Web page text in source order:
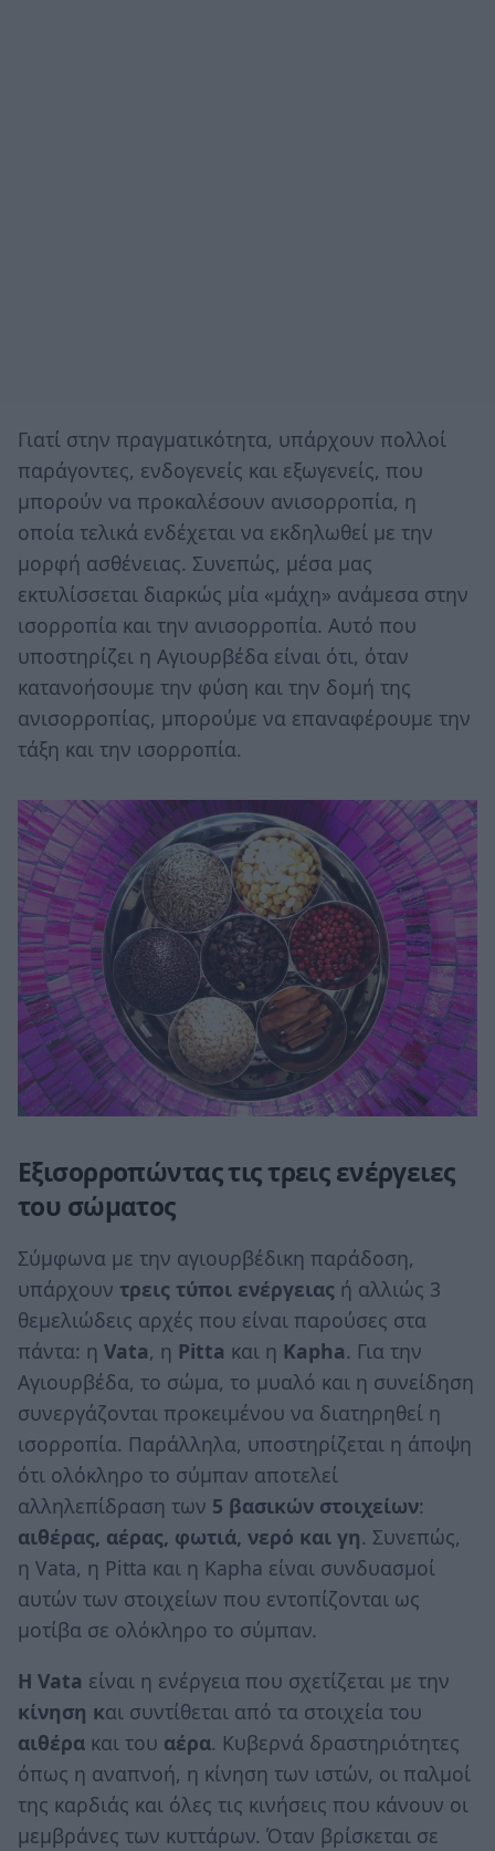
Γιατί στην πραγματικότητα, υπάρχουν πολλοί
παράγοντες, ενδογενείς και εξωγενείς, που
μπορούν να προκαλέσουν ανισορροπία, η
οποία τελικά ενδέχεται να εκδηλωθεί με την
μορφή ασθένειας. Συνεπώς, μέσα μας
εκτυλίσσεται διαρκώς μία «μάχη» ανάμεσα στην
ισορροπία και την ανισορροπία. Αυτό που
υποστηρίζει η Αγιουρβέδα είναι ότι, όταν
κατανοήσουμε την φύση και την δομή της
ανισορροπίας, μπορούμε να επαναφέρουμε την
τάξη και την ισορροπία.
Εξισορροπώντας τις τρεις ενέργειες
του σώματος
Σύμφωνα με την αγιουρβέδικη παράδοση,
υπάρχουν τρεις τύποι ενέργειας ή αλλιώς 3
θεμελιώδεις αρχές που είναι παρούσες στα
πάντα: η Vata, η Pitta και η Kapha. Για την
Αγιουρβέδα, το σώμα, το μυαλό και η συνείδηση
συνεργάζονται προκειμένου να διατηρηθεί η
ισορροπία. Παράλληλα, υποστηρίζεται η άποψη
ότι ολόκληρο το σύμπαν αποτελεί
αλληλεπίδραση των 5 βασικών στοιχείων:
αιθέρας, αέρας, φωτιά, νερό και γη. Συνεπώς,
η Vata, η Pitta και η Kapha είναι συνδυασμοί
αυτών των στοιχείων που εντοπίζονται ως
μοτίβα σε ολόκληρο το σύμπαν.
Η Vata είναι η ενέργεια που σχετίζεται με την
κίνηση και συντίθεται από τα στοιχεία του
αιθέρα και του αέρα. Κυβερνά δραστηριότητες
όπως η αναπνοή, η κίνηση των ιστών, οι παλμοί
της καρδιάς και όλες τις κινήσεις που κάνουν οι
μεμβράνες των κυττάρων. Όταν βρίσκεται σε